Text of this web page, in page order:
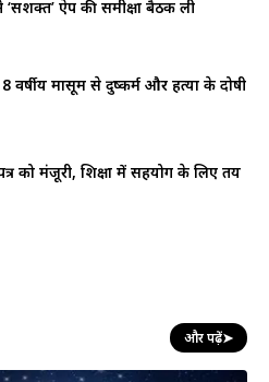
‘सशक्त’ ऐप की समीक्षा बैठक ली
वर्षीय मासूम से दुष्कर्म और हत्या के दोषी
को मंजूरी, शिक्षा में सहयोग के लिए तय
और पढ़ें➤